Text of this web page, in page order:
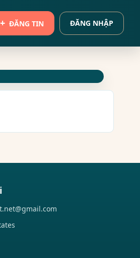
ĐĂNG TIN ĐĂNG NHẬP